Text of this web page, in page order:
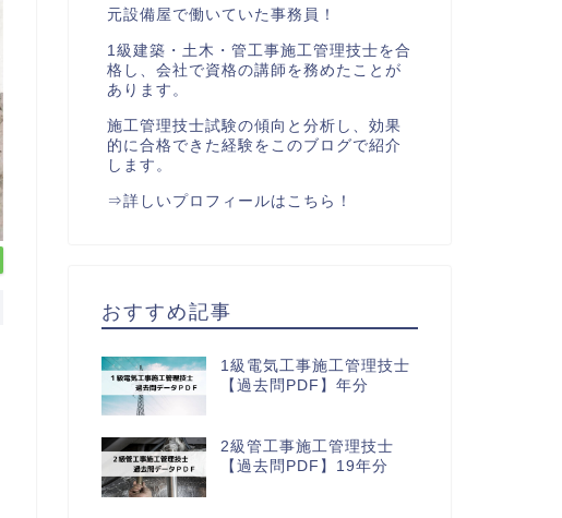
元設備屋で働いていた事務員！
1級建築・土木・管工事施工管理技士を合
格し、会社で資格の講師を務めたことが
あります。
施工管理技士試験の傾向と分析し、効果
的に合格できた経験をこのブログで紹介
します。
⇒詳しいプロフィールはこちら！
おすすめ記事
1級電気工事施工管理技士
【過去問PDF】年分
2級管工事施工管理技士
【過去問PDF】19年分